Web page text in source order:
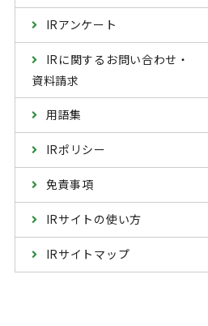
IRアンケート
IRに関するお問い合わせ・
資料請求
用語集
IRポリシー
免責事項
IRサイトの使い方
IRサイトマップ